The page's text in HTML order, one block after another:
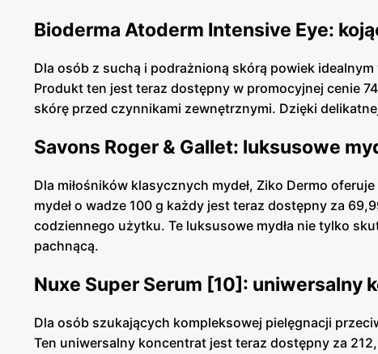
Bioderma Atoderm Intensive Eye:
Dla osób z suchą i podrażnioną skórą powiek
Produkt ten jest teraz dostępny w promocyjnej cenie
skórę przed czynnikami zewnętrznymi. Dzięki
Savons Roger & Gallet: luksusowe
Dla miłośników klasycznych mydeł, Ziko Dermo oferuje
mydeł o wadze 100 g każdy jest teraz dostępny za
codziennego użytku. Te luksusowe mydła nie tylko
pachnącą.
Nuxe Super Serum [10]:
Dla osób szukających kompleksowej pielęgnacji
Ten uniwersalny koncentrat jest teraz dostępny za